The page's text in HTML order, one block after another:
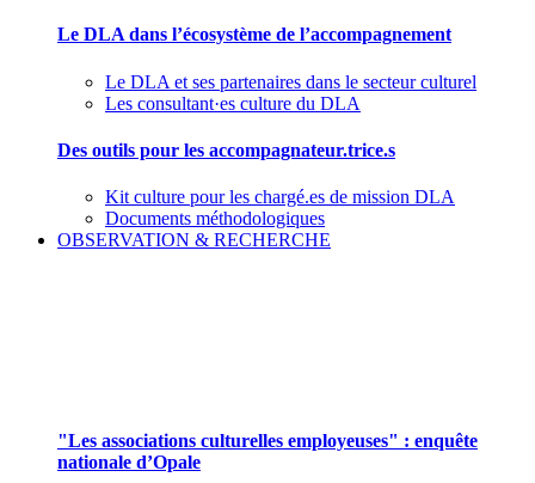
Le DLA dans l’écosystème de l’accompagnement
Le DLA et ses partenaires dans le secteur culturel
Les consultant·es culture du DLA
Des outils pour les accompagnateur.trice.s
Kit culture pour les chargé.es de mission DLA
Documents méthodologiques
OBSERVATION & RECHERCHE
"Les associations culturelles employeuses" : enquête
nationale d’Opale